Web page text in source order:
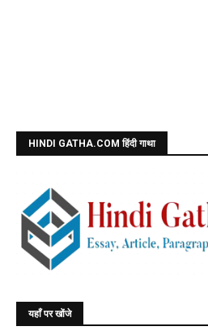
HINDI GATHA.COM हिंदी गाथा
यहाँ पर खोंजे